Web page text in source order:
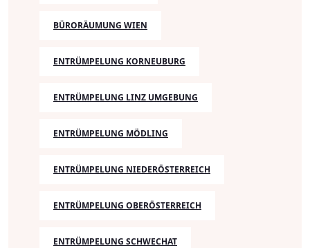
BÜRORÄUMUNG WIEN
ENTRÜMPELUNG KORNEUBURG
ENTRÜMPELUNG LINZ UMGEBUNG
ENTRÜMPELUNG MÖDLING
ENTRÜMPELUNG NIEDERÖSTERREICH
ENTRÜMPELUNG OBERÖSTERREICH
ENTRÜMPELUNG SCHWECHAT